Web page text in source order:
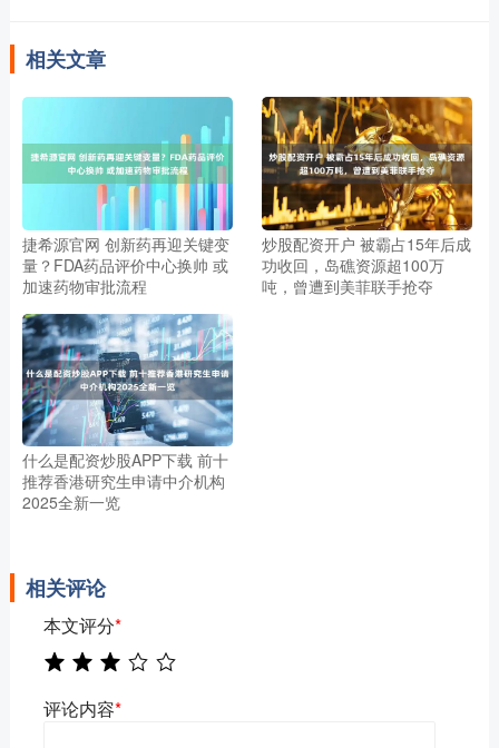
相关文章
捷希源官网 创新药再迎关键变
量？FDA药品评价中心换帅 或
加速药物审批流程
炒股配资开户 被霸占15年后成
功收回，岛礁资源超100万
吨，曾遭到美菲联手抢夺
什么是配资炒股APP下载 前十
推荐香港研究生申请中介机构
2025全新一览
相关评论
本文评分*
评论内容*